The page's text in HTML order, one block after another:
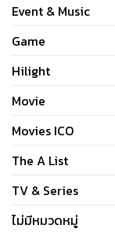
Event & Music
Game
Hilight
Movie
Movies ICO
The A List
TV & Series
ไม่มีหมวดหมู่